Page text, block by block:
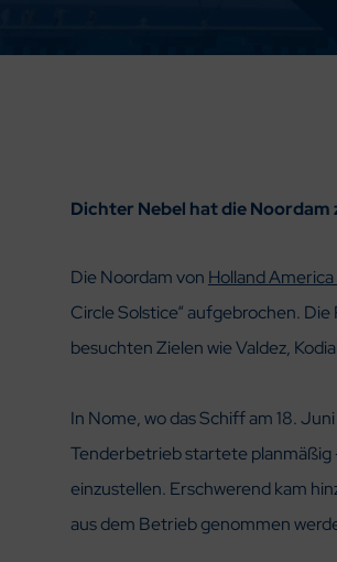
Dichter Nebel hat die
Die Noordam von Holland
Circle Solstice“ aufgebrochen.
besuchten Zielen wie Valdez,
In Nome, wo das Schiff am 18.
Tenderbetrieb startete planmäßig
einzustellen. Erschwerend kam
aus dem Betrieb genommen